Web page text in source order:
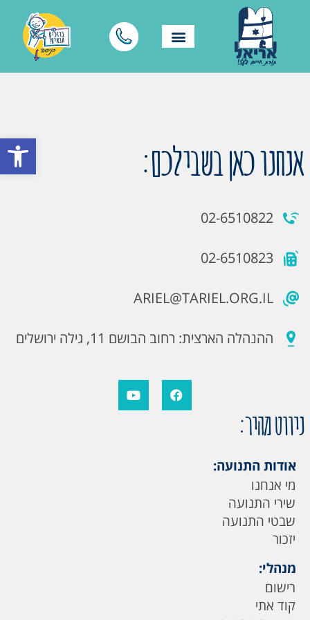
פתח אנחנו כאן בשבילכם:
02-6510822
02-6510823
ARIEL@TARIEL.ORG.IL
ההנהלה הארצית: רחוב הבושם 11, גילה ירושלים
ניווט מהיר:
אודות התנועה:
מי אנחנו
שירי התנועה
שבטי התנועה
יזכור
מנהלי:
רישום
קוד אתי